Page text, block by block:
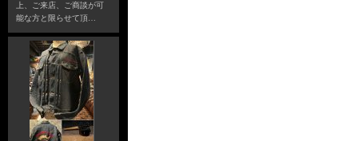
上、ご来店、ご商談が可
能な方と限らせて頂…